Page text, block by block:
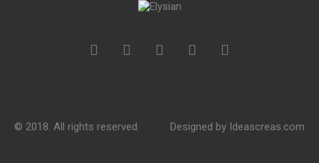
© 2018. All rights reserved. Designed by Ideascreas.com